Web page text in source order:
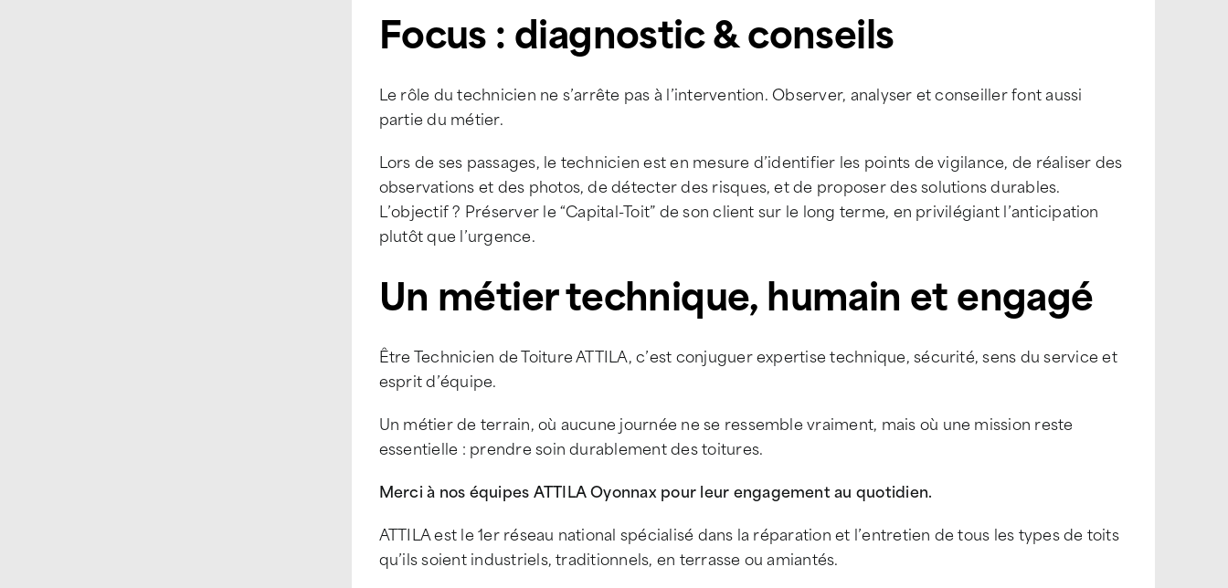
Focus : diagnostic & conseils
Le rôle du technicien ne s’arrête pas à l’intervention. Observer, analyser et conseiller font aussi
partie du métier.
Lors de ses passages, le technicien est en mesure d’identifier les points de vigilance, de réaliser des
observations et des photos, de détecter des risques, et de proposer des solutions durables.
L’objectif ? Préserver le “Capital-Toit” de son client sur le long terme, en privilégiant l’anticipation
plutôt que l’urgence.
Un métier technique, humain et engagé
Être Technicien de Toiture ATTILA, c’est conjuguer expertise technique, sécurité, sens du service et
esprit d’équipe.
Un métier de terrain, où aucune journée ne se ressemble vraiment, mais où une mission reste
essentielle : prendre soin durablement des toitures.
Merci à nos équipes ATTILA Oyonnax pour leur engagement au quotidien.
ATTILA est le 1er réseau national spécialisé dans la réparation et l’entretien de tous les types de toits
qu’ils soient industriels, traditionnels, en terrasse ou amiantés.